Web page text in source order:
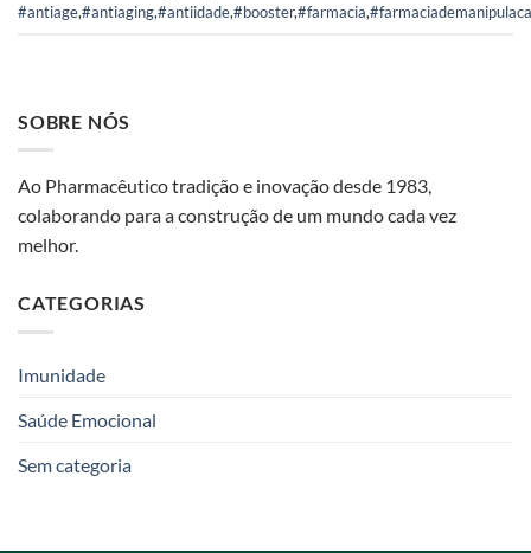
#antiage,#antiaging,#antiidade,#booster,#farmacia,
SOBRE NÓS
Ao Pharmacêutico tradição e inovação desde 1983,
colaborando para a construção de um mundo cada vez
melhor.
CATEGORIAS
Imunidade
Saúde Emocional
Sem categoria